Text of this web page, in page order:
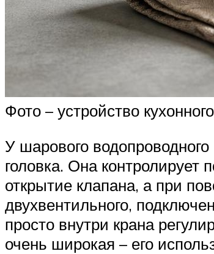
Фото – устройство
У шарового
головка. Она контролирует
открытие клапана, а при
двухвентильного,
просто внутри крана
очень широкая – его